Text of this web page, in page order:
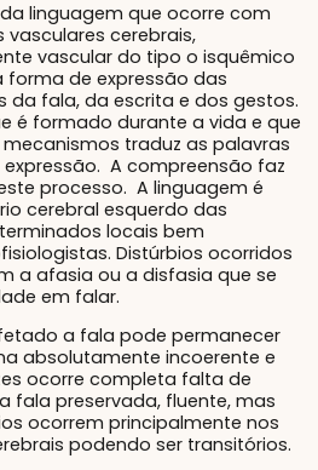
linguagem que ocorre com
cerebrais,
vascular do tipo o isquêmico
forma de expressão das
da fala, da escrita e dos gestos.
é formado durante a vida e que
traduz as palavras
A compreensão faz
processo. A linguagem é
cerebral esquerdo das
locais bem
Distúrbios ocorridos
a afasia ou a disfasia que se
em falar.
a fala pode permanecer
absolutamente incoerente e
ocorre completa falta de
fala preservada, fluente, mas
ocorrem principalmente nos
podendo ser transitórios.